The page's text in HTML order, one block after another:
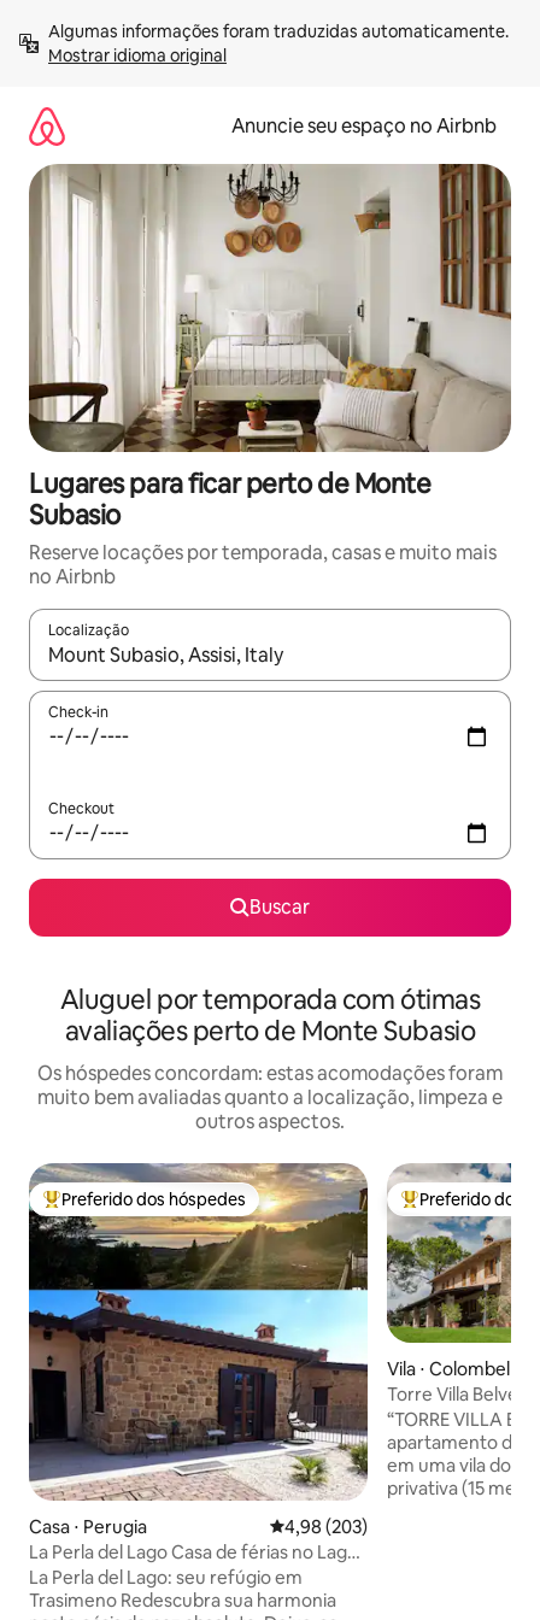
para
Mostrar idioma original
Anuncie seu espaço no Airbnb
Lugares para ficar perto de Monte
Subasio
Reserve locações por temporada, casas e muito mais
no Airbnb
Localização
Quando os resultados estiverem disponíveis, explore-os
Check-in
Checkout
Buscar
Aluguel por temporada com ótimas
avaliações perto de Monte Subasio
Os hóspedes concordam: estas acomodações foram
muito bem avaliadas quanto a localização, limpeza e
outros aspectos.
Entre os melhores preferidos dos hóspedes
Preferido dos hóspedes
Casa ⋅ Perugia 4,98 de uma avaliação média de
4,98 (203)
La Perla del Lago Casa de férias no Lago
Trasimeno
La Perla del Lago: seu refúgio em
Trasimeno ​Redescubra sua harmonia
Entre os
Preferido dos
Vila ⋅ Colombella
Torre Villa Belvedere
relaxamento com
“TORRE VILLA
apartamento de
em uma vila do
privativa (15